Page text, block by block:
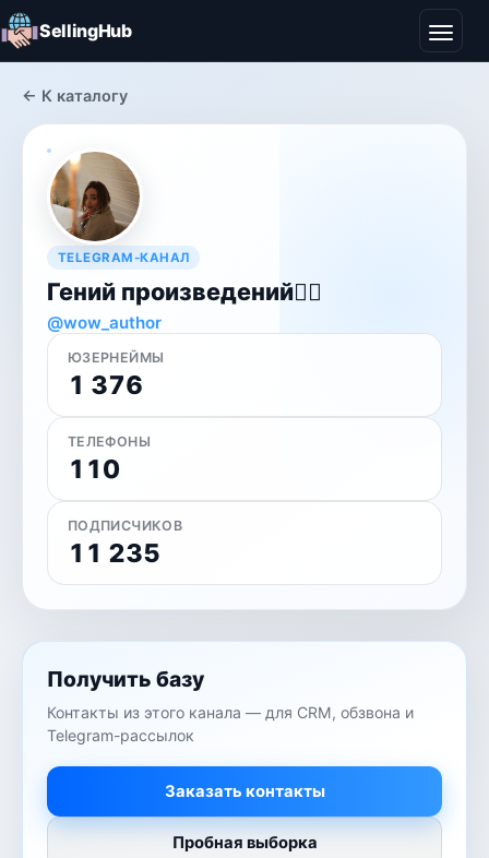
SellingHub
← К каталогу
TELEGRAM-КАНАЛ
Гений произведений✍🏻
@wow_author
ЮЗЕРНЕЙМЫ
1 376
ТЕЛЕФОНЫ
110
ПОДПИСЧИКОВ
11 235
Получить базу
Контакты из этого канала — для CRM, обзвона и
Telegram-рассылок
Заказать контакты
Пробная выборка